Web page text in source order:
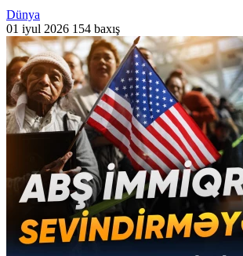
Dünya
01 iyul 2026 154 baxış